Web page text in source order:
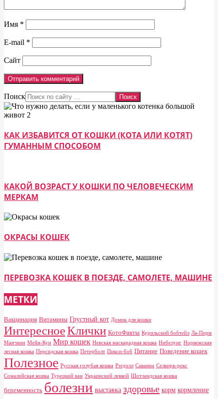
Имя *
E-mail *
Сайт
Поиск
КАК ИЗБАВИТСЯ ОТ КОШКИ (КОТА ИЛИ КОТЯТ)
ГУМАННЫМ СПОСОБОМ
КАКОЙ ВОЗРАСТ У КОШКИ ПО ЧЕЛОВЕЧЕСКИМ
МЕРКАМ
ОКРАСЫ КОШЕК
ПЕРЕВОЗКА КОШЕК В ПОЕЗДЕ, САМОЛЕТЕ, МАШИНЕ
МЕТКИ
Вакцинация Витамины Грустный кот Домик для кошки
ИнтересноеКлички КотоФакты Курильский бобтейл Ла-Перм
Манчкин Мейн-Кун Мир кошек Невская маскарадная кошка Нибелунг Норвежская
лесная кошка Персидская кошка Петерболт Пикси-боб Питание Поведение кошек
Полезное Русская голубая кошка Рэгдолл Саванна Селкирк-рекс
Сомалийская кошка Турецкий ван Украинский левкой Шотландская кошка
беременность болезни выставка здоровье корм кормление